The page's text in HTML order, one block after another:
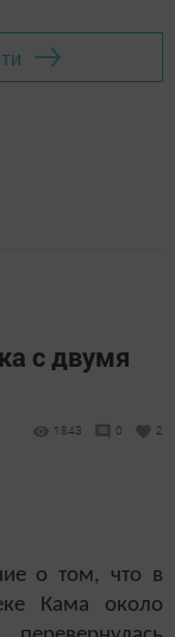
с двумя
1843 0 2
о том, что в
Кама около